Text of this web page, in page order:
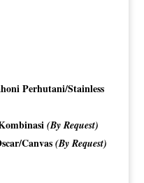
Perhutani/Stainless
(By Request)
Canvas (By Request)